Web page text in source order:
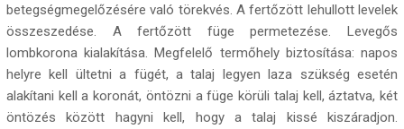
betegségmegelőzésére való törekvés. A fertőzött lehullott levelek
összeszedése. A fertőzött füge permetezése. Levegős
lombkorona kialakítása. Megfelelő termőhely biztosítása: napos
helyre kell ültetni a fügét, a talaj legyen laza szükség esetén
alakítani kell a koronát, öntözni a füge körüli talaj kell, áztatva, két
öntözés között hagyni kell, hogy a talaj kissé kiszáradjon.